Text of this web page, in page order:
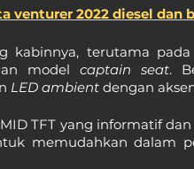
venturer 2022 diesel dan
kabinnya, terutama
model captain seat.
LED ambient dengan
TFT yang informatif
memudahkan dalam